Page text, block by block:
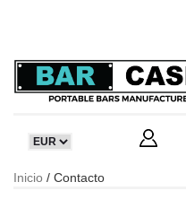
Inicio / Contacto